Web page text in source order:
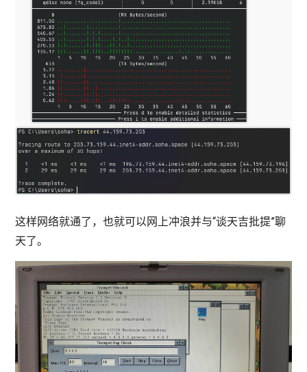
这样网络就通了，也就可以网上冲浪并与“谈天吉批提”聊
天了。